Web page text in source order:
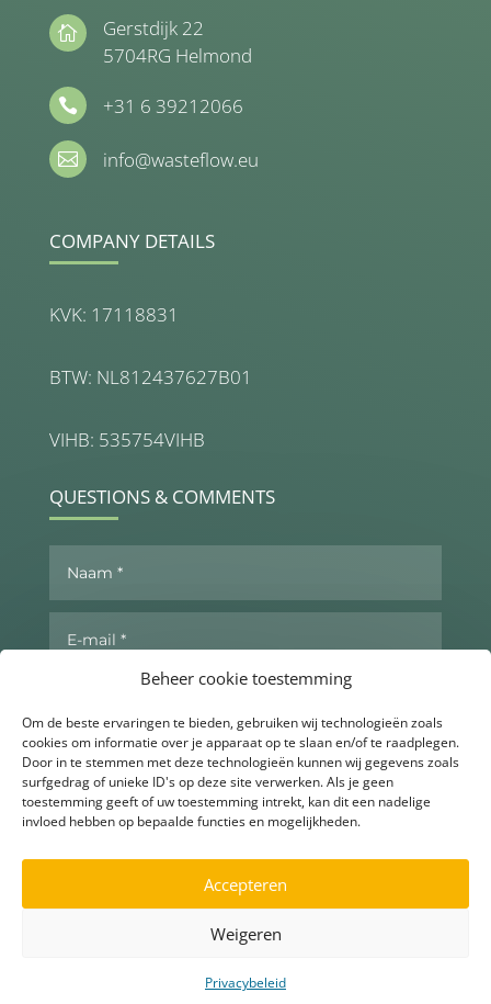
Beheer cookie toestemming
Om de beste ervaringen te bieden, gebruiken wij technologieën zoals
cookies om informatie over je apparaat op te slaan en/of te raadplegen.
Door in te stemmen met deze technologieën kunnen wij gegevens zoals
surfgedrag of unieke ID's op deze site verwerken. Als je geen
toestemming geeft of uw toestemming intrekt, kan dit een nadelige
invloed hebben op bepaalde functies en mogelijkheden.
Accepteren
Weigeren
Privacybeleid
▶

Gerstdijk 22
5704RG Helmond
 +31 6 39212066
 info@wasteflow.eu
COMPANY DETAILS
KVK: 17118831
BTW: NL812437627B01
VIHB: 535754VIHB
QUESTIONS & COMMENTS